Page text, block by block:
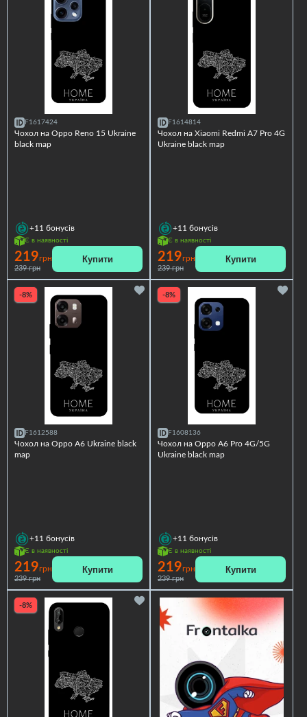
F1617424
Чохол на Oppo Reno 15 Ukraine
black map
+11 бонусів
Є в наявності
219грн
239 грн
Купити
F1614814
Чохол на Xiaomi Redmi A7 Pro 4G
Ukraine black map
+11 бонусів
Є в наявності
219грн
239 грн
Купити
-8%
F1612588
Чохол на Oppo A6 Ukraine black
map
+11 бонусів
Є в наявності
219грн
239 грн
Купити
-8%
F1608136
Чохол на Oppo A6 Pro 4G/5G
Ukraine black map
+11 бонусів
Є в наявності
219грн
239 грн
Купити
-8%